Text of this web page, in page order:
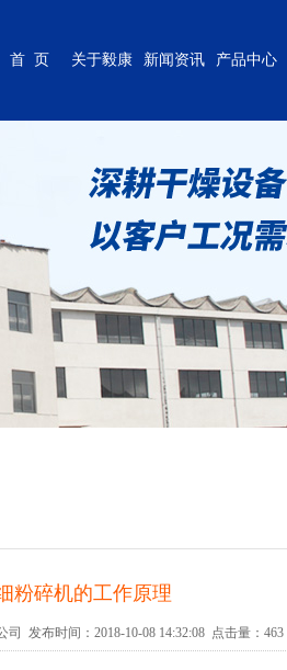
首 页 关于毅康 新闻资讯 产品中心
粉碎机的工作原理
司 发布时间：2018-10-08 14:32:08 点击量： 463